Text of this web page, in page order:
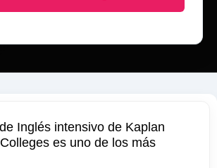
Inglés intensivo de Kaplan
es uno de los más